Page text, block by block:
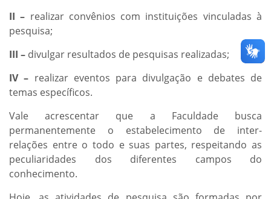
II – realizar convênios com instituições vinculadas à
pesquisa;
III – divulgar resultados de pesquisas realizadas;
IV – realizar eventos para divulgação e debates de
temas específicos.
Vale acrescentar que a Faculdade busca
permanentemente o estabelecimento de inter-
relações entre o todo e suas partes, respeitando as
peculiaridades dos diferentes campos do
conhecimento.